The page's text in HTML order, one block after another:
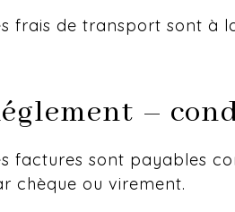
frais de transport sont à
–
factures sont payables
chèque ou virement.